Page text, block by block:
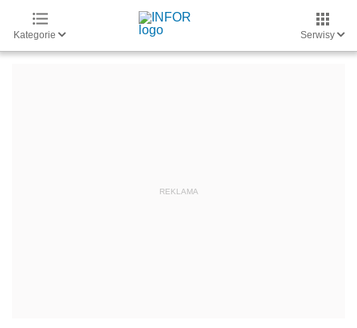
Kategorie Serwisy